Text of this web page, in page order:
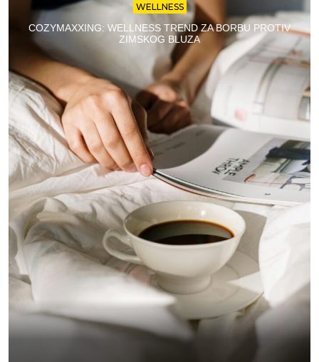
WELLNESS
COZYMAXXING: WELLNESS TREND ZA BORBU PROTIV
ZIMSKOG BLUZA